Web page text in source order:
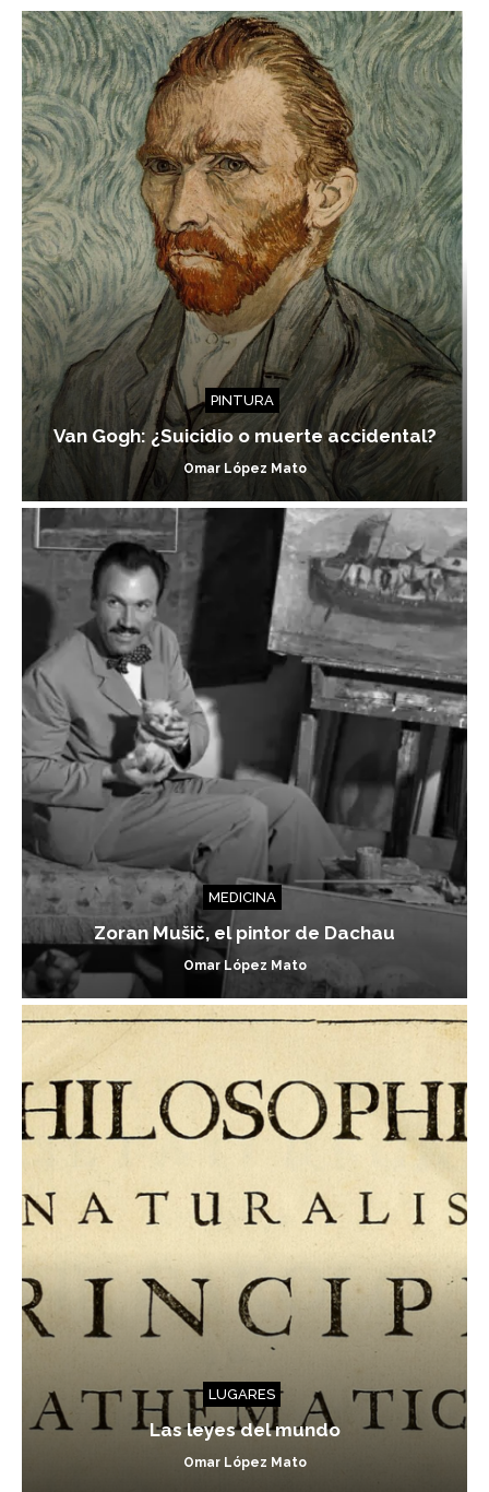
PINTURA
Van Gogh: ¿Suicidio o muerte accidental?
Omar López Mato
MEDICINA
Zoran Mušič, el pintor de Dachau
Omar López Mato
LUGARES
Las leyes del mundo
Omar López Mato